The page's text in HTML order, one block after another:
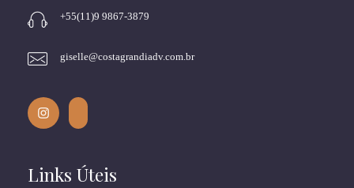
+55(11)9 9867-3879
giselle@costagrandiadv.com.br
Links Úteis